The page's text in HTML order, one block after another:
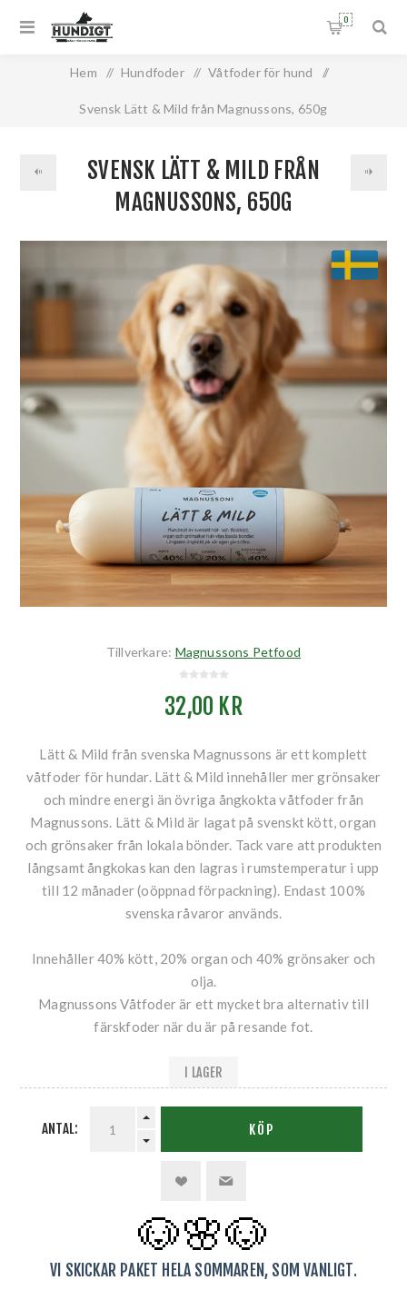
0
Hem / Hundfoder / Våtfoder för hund /
Svensk Lätt & Mild från Magnussons, 650g
SVENSK LÄTT & MILD FRÅN
MAGNUSSONS, 650G
Tillverkare: Magnussons Petfood
32,00 KR
Lätt & Mild från svenska Magnussons är ett komplett
våtfoder för hundar. Lätt & Mild innehåller mer grönsaker
och mindre energi än övriga ångkokta våtfoder från
Magnussons. Lätt & Mild är lagat på svenskt kött, organ
och grönsaker från lokala bönder. Tack vare att produkten
långsamt ångkokas kan den lagras i rumstemperatur i upp
till 12 månader (oöppnad förpackning). Endast 100%
svenska råvaror används.
Innehåller 40% kött, 20% organ och 40% grönsaker och
olja.
Magnussons Våtfoder är ett mycket bra alternativ till
färskfoder när du är på resande fot.
I LAGER
ANTAL: KÖP
🐶🌸🐶
VI SKICKAR PAKET HELA SOMMAREN, SOM VANLIGT.